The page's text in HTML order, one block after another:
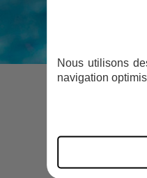
POWERLINE 1,5
Nous utilisons
navigation